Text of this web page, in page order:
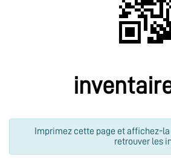
Imprimez cette page et affichez-
retrouver les